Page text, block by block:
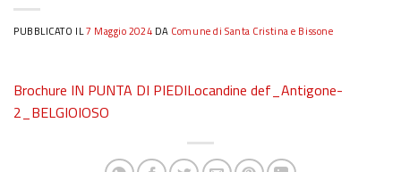
PUBBLICATO IL7 Maggio 2024 DA Comune di Santa Cristina e Bissone
Brochure IN PUNTA DI PIEDILocandine def_Antigone-
2_BELGIOIOSO